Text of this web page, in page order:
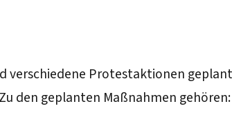
verschiedene Protestaktionen
den geplanten Maßnahmen gehören: